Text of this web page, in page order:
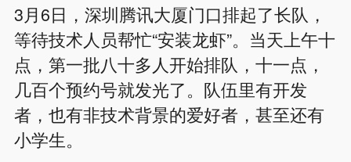
3月6日，深圳腾讯大厦门口排起了长队，
等待技术人员帮忙“安装龙虾”。当天上午十
点，第一批八十多人开始排队，十一点，
几百个预约号就发光了。队伍里有开发
者，也有非技术背景的爱好者，甚至还有
小学生。